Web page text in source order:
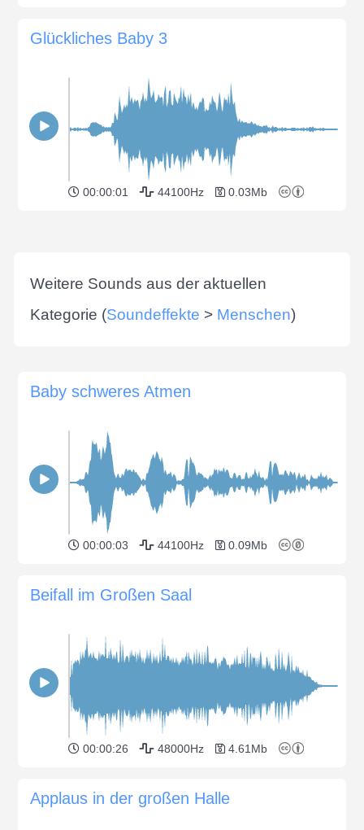
Glückliches Baby 3
00:00:01 44100Hz 0.03Mb
Weitere Sounds aus der aktuellen
Kategorie (Soundeffekte > Menschen)
Baby schweres Atmen
00:00:03 44100Hz 0.09Mb
Beifall im Großen Saal
00:00:26 48000Hz 4.61Mb
Applaus in der großen Halle